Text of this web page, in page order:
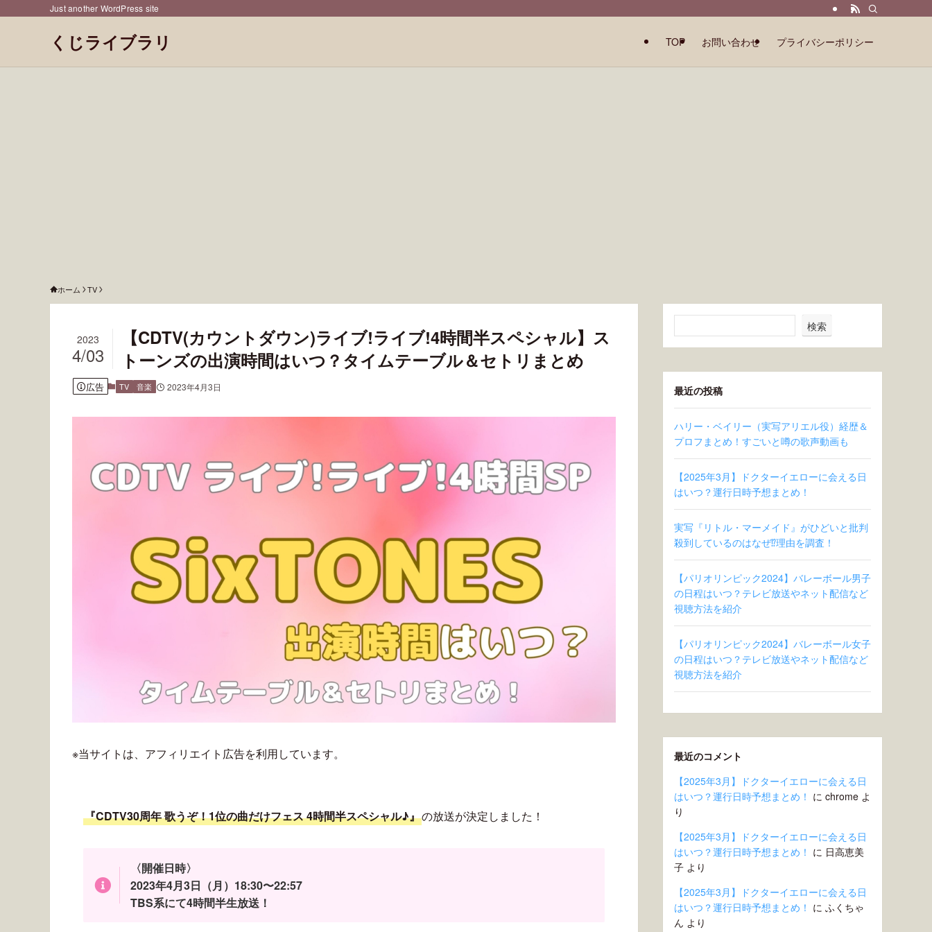
Just another WordPress site
くじライブラリ TOP お問い合わせ プライバシーポリシー
ホーム TV
【CDTV(カウントダウン)ライブ!ライブ!4時間半スペシャル】ス
トーンズの出演時間はいつ？タイムテーブル＆セトリまとめ
2023
4/03
広告 TV 音楽 2023年4月3日
※当サイトは、アフィリエイト広告を利用しています。
『CDTV30周年 歌うぞ！1位の曲だけフェス 4時間半スペシャル♪』の放送が決定しました！
〈開催日時〉
2023年4月3日（月）18:30〜22:57
TBS系にて4時間半生放送！
検索
最近の投稿
ハリー・ベイリー（実写アリエル役）経歴＆
プロフまとめ！すごいと噂の歌声動画も
【2025年3月】ドクターイエローに会える日
はいつ？運行日時予想まとめ！
実写『リトル・マーメイド』がひどいと批判
殺到しているのはなぜ⁉︎理由を調査！
【パリオリンピック2024】バレーボール男子
の日程はいつ？テレビ放送やネット配信など
視聴方法を紹介
【パリオリンピック2024】バレーボール女子
の日程はいつ？テレビ放送やネット配信など
視聴方法を紹介
最近のコメント
【2025年3月】ドクターイエローに会える日
はいつ？運行日時予想まとめ！ に chrome よ
り
【2025年3月】ドクターイエローに会える日
はいつ？運行日時予想まとめ！ に 日高恵美
子 より
【2025年3月】ドクターイエローに会える日
はいつ？運行日時予想まとめ！ に ふくちゃ
ん より